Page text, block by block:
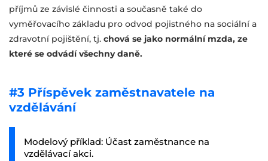
příjmů ze závislé činnosti a současně také do
vyměřovacího základu pro odvod pojistného na sociální a
zdravotní pojištění, tj. chová se jako normální mzda, ze
které se odvádí všechny daně.
#3 Příspěvek zaměstnavatele na
vzdělávání
Modelový příklad: Účast zaměstnance na
vzdělávací akci.